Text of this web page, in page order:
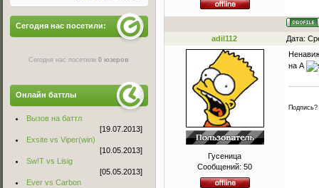
adil112 Дата:
Гусеница
Сообщений: 50
на А
Подпись?
Сегодня нас посетили:
Сегодня нас посетили0 юзеров
Онлайн баттлы
Вызов на баттл
[19.07.2013]
Exsite vs Viper(win)
[10.05.2013]
Sw!T vs Lisig
[05.05.2013]
Ever vs Carbon